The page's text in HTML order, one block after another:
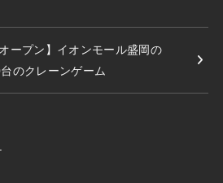
ープン】イオンモール盛岡の
のクレーンゲーム